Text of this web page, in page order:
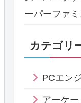
ーパーファミ
カテゴリ
PCエン
アーケー